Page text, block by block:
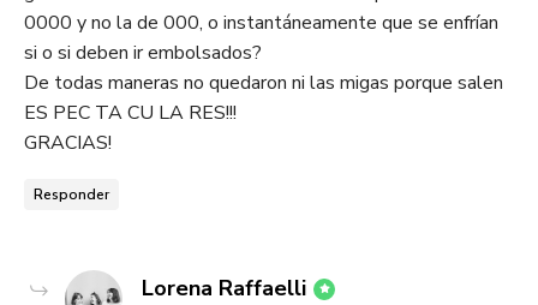
0000 y no la de 000, o instantáneamente que se enfrían
si o si deben ir embolsados?
De todas maneras no quedaron ni las migas porque salen
ES PEC TA CU LA RES!!!
GRACIAS!
Responder
Lorena Raffaelli dice: